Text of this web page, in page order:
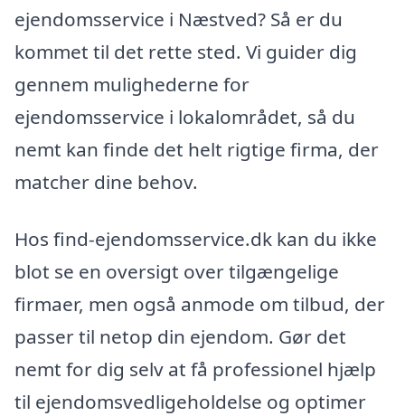
ejendomsservice i Næstved? Så er du
kommet til det rette sted. Vi guider dig
gennem mulighederne for
ejendomsservice i lokalområdet, så du
nemt kan finde det helt rigtige firma, der
matcher dine behov.
Hos find-ejendomsservice.dk kan du ikke
blot se en oversigt over tilgængelige
firmaer, men også anmode om tilbud, der
passer til netop din ejendom. Gør det
nemt for dig selv at få professionel hjælp
til ejendomsvedligeholdelse og optimer